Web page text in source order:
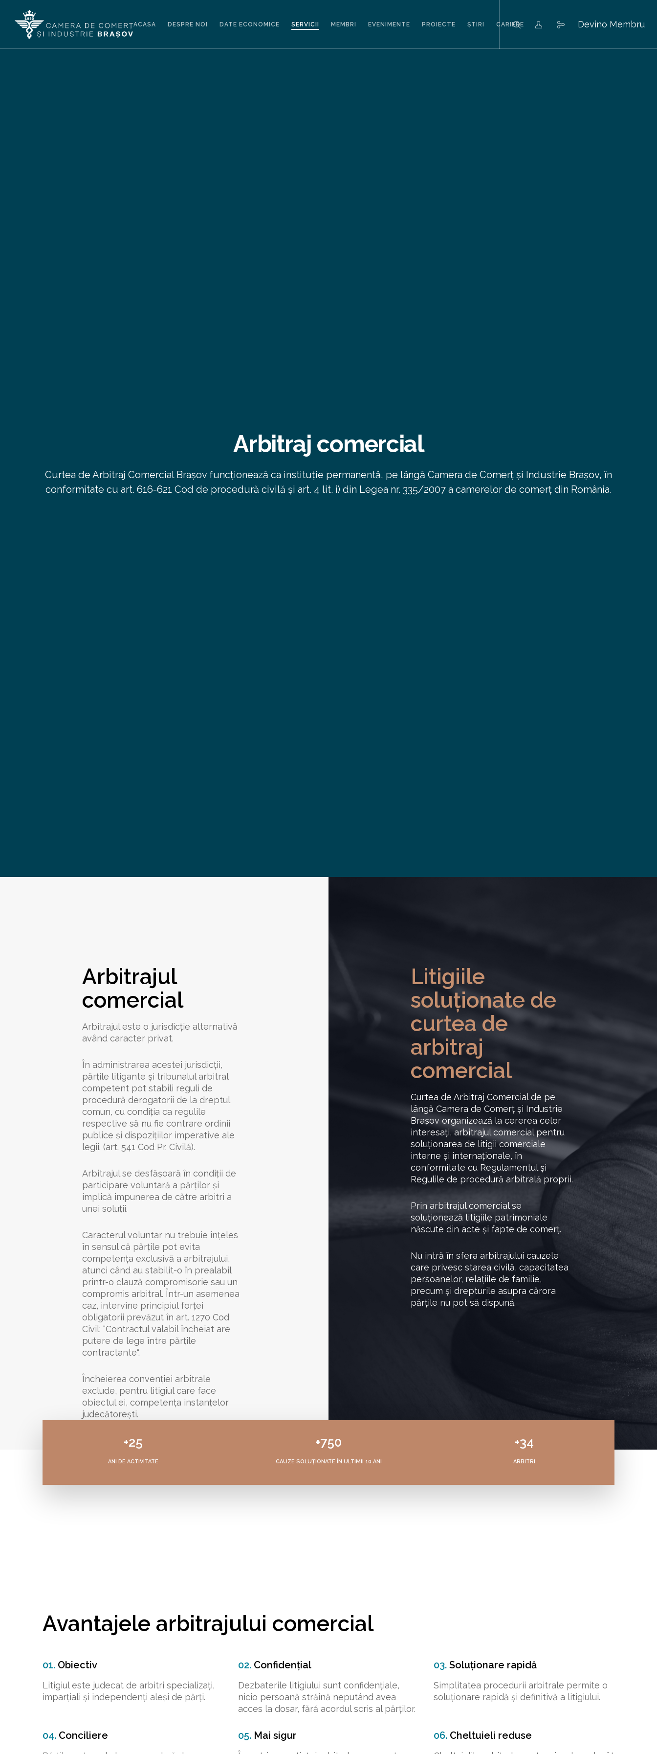
Devino Membru
ACASA DESPRE NOI DATE ECONOMICE SERVICII MEMBRI EVENIMENTE PROIECTE ȘTIRI CARIERE
Arbitraj comercial
Curtea de Arbitraj Comercial Brașov funcționează ca instituție permanentă, pe lângă Camera de Comerț și Industrie Brașov, în
conformitate cu art. 616-621 Cod de procedură civilă și art. 4 lit. i) din Legea nr. 335/2007 a camerelor de comerț din România.
Arbitrajul
comercial
Arbitrajul este o jurisdicție alternativă
având caracter privat.
În administrarea acestei jurisdicţii,
părţile litigante şi tribunalul arbitral
competent pot stabili reguli de
procedură derogatorii de la dreptul
comun, cu condiţia ca regulile
respective să nu fie contrare ordinii
publice şi dispoziţiilor imperative ale
legii. (art. 541 Cod Pr. Civilă).
Arbitrajul se desfășoară în condiții de
participare voluntară a părților și
implică impunerea de către arbitri a
unei soluții.
Caracterul voluntar nu trebuie înțeles
în sensul că părțile pot evita
competența exclusivă a arbitrajului,
atunci când au stabilit-o în prealabil
printr-o clauză compromisorie sau un
compromis arbitral. Într-un asemenea
caz, intervine principiul forței
obligatorii prevăzut în art. 1270 Cod
Civil: “Contractul valabil încheiat are
putere de lege între părțile
contractante“.
Încheierea convenției arbitrale
exclude, pentru litigiul care face
obiectul ei, competența instanțelor
judecătorești.
Litigiile
soluționate de
curtea de
arbitraj
comercial
Curtea de Arbitraj Comercial de pe
lângă Camera de Comerț și Industrie
Brașov organizează la cererea celor
interesați, arbitrajul comercial pentru
soluționarea de litigii comerciale
interne și internaționale, în
conformitate cu Regulamentul și
Regulile de procedură arbitrală proprii.
Prin arbitrajul comercial se
soluționează litigiile patrimoniale
născute din acte și fapte de comerț.
Nu intră în sfera arbitrajului cauzele
care privesc starea civilă, capacitatea
persoanelor, relațiile de familie,
precum și drepturile asupra cărora
părțile nu pot să dispună.
+25
ANI DE ACTIVITATE
+750
CAUZE SOLUȚIONATE ÎN ULTIMII 10 ANI
+34
ARBITRI
Avantajele arbitrajului comercial
01. Obiectiv
Litigiul este judecat de arbitri specializați,
imparțiali și independenți aleși de părți.
02. Confidențial
Dezbaterile litigiului sunt confidențiale,
nicio persoană străină neputând avea
acces la dosar, fără acordul scris al părților.
03. Soluționare rapidă
Simplitatea procedurii arbitrale permite o
soluționare rapidă și definitivă a litigiului.
04. Conciliere 05. Mai sigur 06. Cheltuieli reduse